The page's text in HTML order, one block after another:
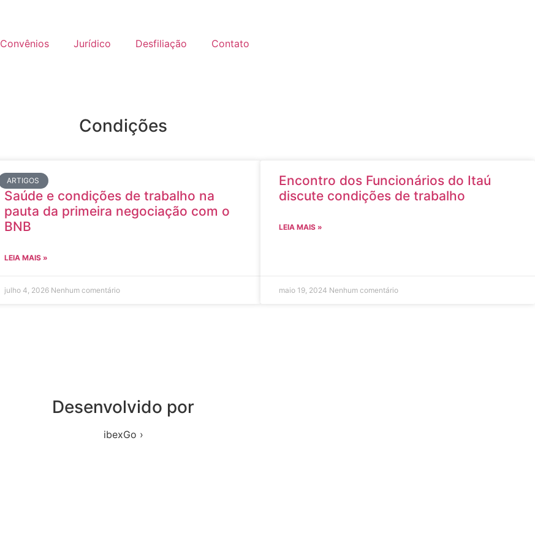
Convênios Jurídico Desfiliação Contato
Condições
ARTIGOS
Saúde e condições de trabalho na
pauta da primeira negociação com o
BNB
LEIA MAIS »
julho 4, 2026 Nenhum comentário
Encontro dos Funcionários do Itaú
discute condições de trabalho
LEIA MAIS »
maio 19, 2024 Nenhum comentário
Desenvolvido por
ibexGo ›